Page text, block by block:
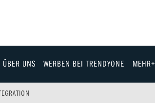
ÜBER UNS
Team
Jobs & Karriere
WERBEN BEI TRENDYONE MEHR+